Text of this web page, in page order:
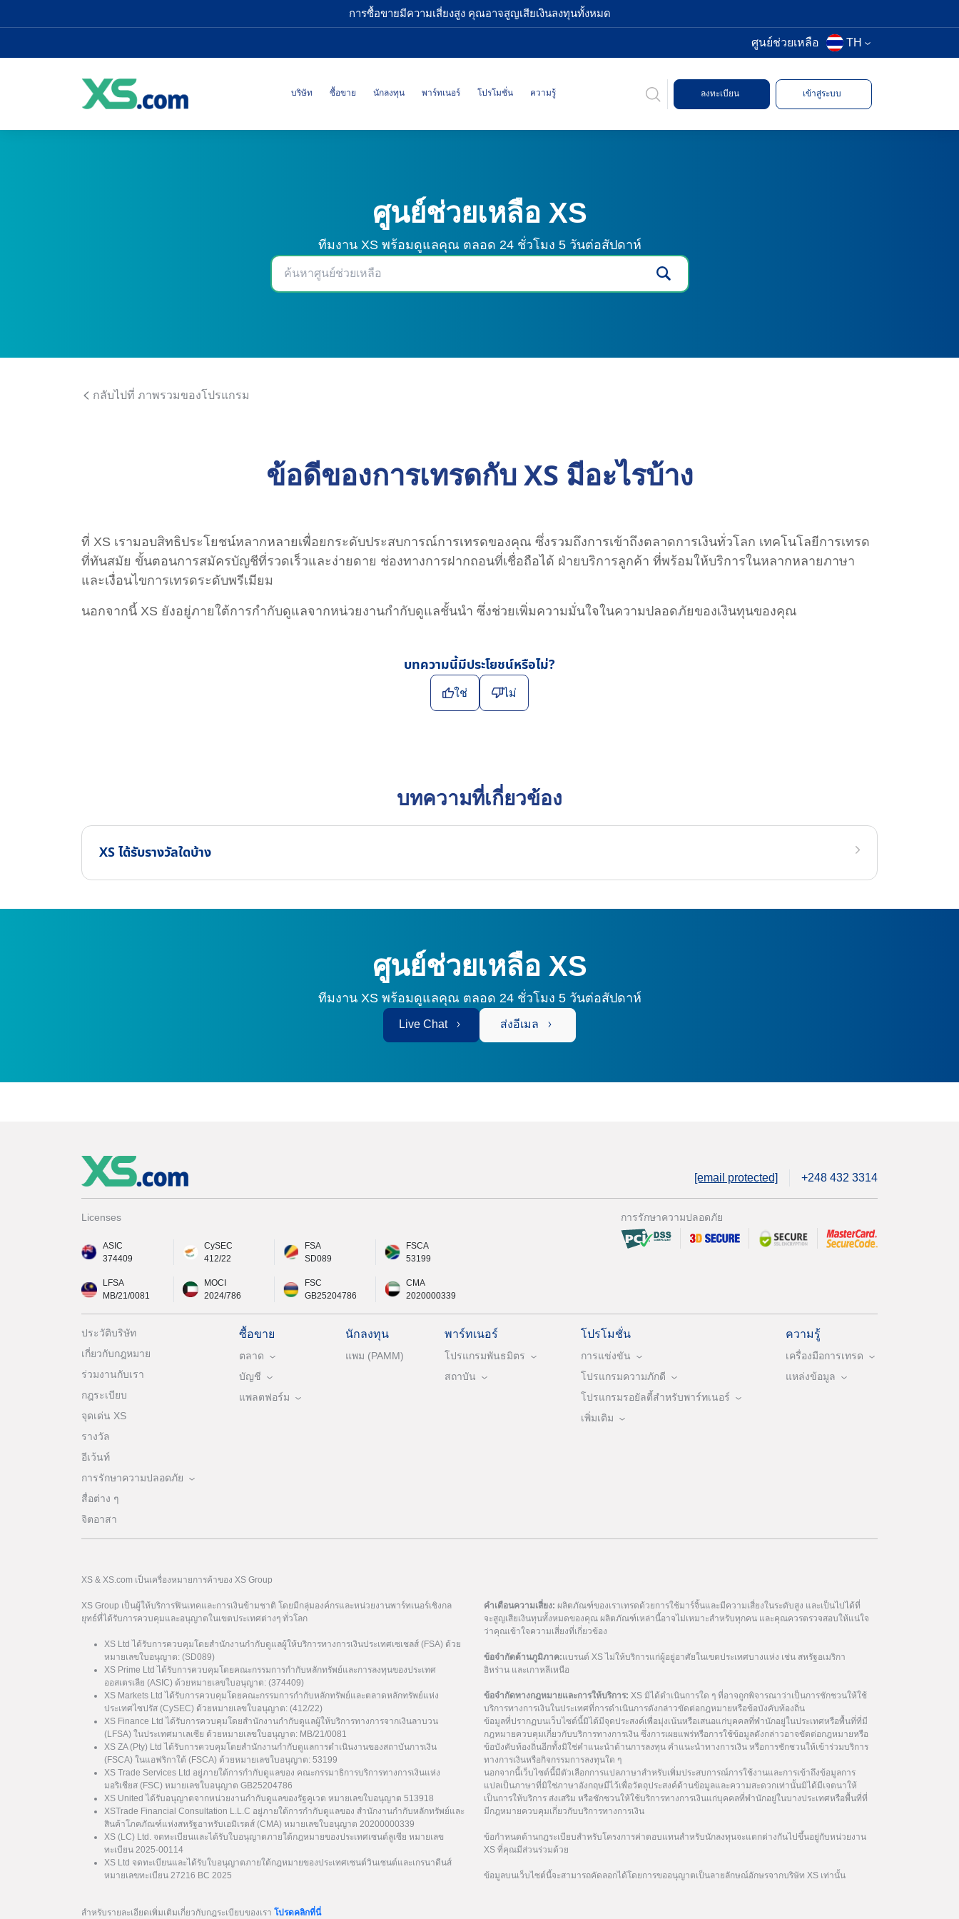
การซื้อขายมีความเสี่ยงสูง คุณอาจสูญเสียเงินลงทุนทั้งหมด
ศูนย์ช่วยเหลือ TH
บริษัท ซื้อขาย นักลงทุน พาร์ทเนอร์ โปรโมชั่น ความรู้ ลงทะเบียน เข้าสู่ระบบ
ศูนย์ช่วยเหลือ XS
ทีมงาน XS พร้อมดูแลคุณ ตลอด 24 ชั่วโมง 5 วันต่อสัปดาห์
กลับไปที่ ภาพรวมของโปรแกรม
ข้อดีของการเทรดกับ XS มีอะไรบ้าง
ที่ XS เรามอบสิทธิประโยชน์หลากหลายเพื่อยกระดับประสบการณ์การเทรดของคุณ ซึ่งรวมถึงการเข้าถึงตลาดการเงินทั่วโลก เทคโนโลยีการเทรด
ที่ทันสมัย ขั้นตอนการสมัครบัญชีที่รวดเร็วและง่ายดาย ช่องทางการฝากถอนที่เชื่อถือได้ ฝ่ายบริการลูกค้า ที่พร้อมให้บริการในหลากหลายภาษา
และเงื่อนไขการเทรดระดับพรีเมียม
นอกจากนี้ XS ยังอยู่ภายใต้การกำกับดูแลจากหน่วยงานกำกับดูแลชั้นนำ ซึ่งช่วยเพิ่มความมั่นใจในความปลอดภัยของเงินทุนของคุณ
บทความนี้มีประโยชน์หรือไม่?
ใช่ ไม่
บทความที่เกี่ยวข้อง
XS ได้รับรางวัลใดบ้าง
ศูนย์ช่วยเหลือ XS
ทีมงาน XS พร้อมดูแลคุณ ตลอด 24 ชั่วโมง 5 วันต่อสัปดาห์
Live Chat ส่งอีเมล
[email protected] +248 432 3314
Licenses
ASIC
374409
CySEC
412/22
FSA
SD089
FSCA
53199
LFSA
MB/21/0081
MOCI
2024/786
FSC
GB25204786
CMA
2020000339
การรักษาความปลอดภัย
ประวัติบริษัท
เกี่ยวกับกฎหมาย
ร่วมงานกับเรา
กฎระเบียบ
จุดเด่น XS
รางวัล
อีเว้นท์
การรักษาความปลอดภัย
สื่อต่าง ๆ
จิตอาสา
ซื้อขาย
ตลาด
บัญชี
แพลตฟอร์ม
นักลงทุน
แพม (PAMM)
พาร์ทเนอร์
โปรแกรมพันธมิตร
สถาบัน
โปรโมชั่น
การแข่งขัน
โปรแกรมความภักดี
โปรแกรมรอยัลตี้สำหรับพาร์ทเนอร์
เพิ่มเติม
ความรู้
เครื่องมือการเทรด
แหล่งข้อมูล
XS & XS.com เป็นเครื่องหมายการค้าของ XS Group
XS Group เป็นผู้ให้บริการฟินเทคและการเงินข้ามชาติ โดยมีกลุ่มองค์กรและหน่วยงานพาร์ทเนอร์เชิงกล
ยุทธ์ที่ได้รับการควบคุมและอนุญาตในเขตประเทศต่างๆ ทั่วโลก
XS Ltd ได้รับการควบคุมโดยสำนักงานกำกับดูแลผู้ให้บริการทางการเงินประเทศเซเชลส์ (FSA) ด้วย
หมายเลขใบอนุญาต: (SD089)
XS Prime Ltd ได้รับการควบคุมโดยคณะกรรมการกำกับหลักทรัพย์และการลงทุนของประเทศ
ออสเตรเลีย (ASIC) ด้วยหมายเลขใบอนุญาต: (374409)
XS Markets Ltd ได้รับการควบคุมโดยคณะกรรมการกำกับหลักทรัพย์และตลาดหลักทรัพย์แห่ง
ประเทศไซปรัส (CySEC) ด้วยหมายเลขใบอนุญาต: (412/22)
XS Finance Ltd ได้รับการควบคุมโดยสำนักงานกำกับดูแลผู้ให้บริการทางการจากเงินลาบวน
(LFSA) ในประเทศมาเลเซีย ด้วยหมายเลขใบอนุญาต: MB/21/0081
XS ZA (Pty) Ltd ได้รับการควบคุมโดยสำนักงานกำกับดูแลการดำเนินงานของสถาบันการเงิน
(FSCA) ในแอฟริกาใต้ (FSCA) ด้วยหมายเลขใบอนุญาต: 53199
XS Trade Services Ltd อยู่ภายใต้การกำกับดูแลของ คณะกรรมาธิการบริการทางการเงินแห่ง
มอริเชียส (FSC) หมายเลขใบอนุญาต GB25204786
XS United ได้รับอนุญาตจากหน่วยงานกำกับดูแลของรัฐคูเวต หมายเลขใบอนุญาต 513918
XSTrade Financial Consultation L.L.C อยู่ภายใต้การกำกับดูแลของ สำนักงานกำกับหลักทรัพย์และ
สินค้าโภคภัณฑ์แห่งสหรัฐอาหรับเอมิเรตส์ (CMA) หมายเลขใบอนุญาต 20200000339
XS (LC) Ltd. จดทะเบียนและได้รับใบอนุญาตภายใต้กฎหมายของประเทศเซนต์ลูเซีย หมายเลข
ทะเบียน 2025-00114
XS Ltd จดทะเบียนและได้รับใบอนุญาตภายใต้กฎหมายของประเทศเซนต์วินเซนต์และเกรนาดีนส์
หมายเลขทะเบียน 27216 BC 2025
สำหรับรายละเอียดเพิ่มเติมเกี่ยวกับกฎระเบียบของเรา โปรดคลิกที่นี่
คำเตือนความเสี่ยง: ผลิตภัณฑ์ของเราเทรดด้วยการใช้มาร์จิ้นและมีความเสี่ยงในระดับสูง และเป็นไปได้ที่
จะสูญเสียเงินทุนทั้งหมดของคุณ ผลิตภัณฑ์เหล่านี้อาจไม่เหมาะสำหรับทุกคน และคุณควรตรวจสอบให้แน่ใจ
ว่าคุณเข้าใจความเสี่ยงที่เกี่ยวข้อง
ข้อจำกัดด้านภูมิภาค:แบรนด์ XS ไม่ให้บริการแก่ผู้อยู่อาศัยในเขตประเทศบางแห่ง เช่น สหรัฐอเมริกา
อิหร่าน และเกาหลีเหนือ
ข้อจำกัดทางกฎหมายและการให้บริการ: XS มิได้ดำเนินการใด ๆ ที่อาจถูกพิจารณาว่าเป็นการชักชวนให้ใช้
บริการทางการเงินในประเทศที่การดำเนินการดังกล่าวขัดต่อกฎหมายหรือข้อบังคับท้องถิ่น
ข้อมูลที่ปรากฏบนเว็บไซต์นี้มิได้มีจุดประสงค์เพื่อมุ่งเน้นหรือเสนอแก่บุคคลที่พำนักอยู่ในประเทศหรือพื้นที่ที่มี
กฎหมายควบคุมเกี่ยวกับบริการทางการเงิน ซึ่งการเผยแพร่หรือการใช้ข้อมูลดังกล่าวอาจขัดต่อกฎหมายหรือ
ข้อบังคับท้องถิ่นอีกทั้งมิใช่คำแนะนำด้านการลงทุน คำแนะนำทางการเงิน หรือการชักชวนให้เข้าร่วมบริการ
ทางการเงินหรือกิจกรรมการลงทุนใด ๆ
นอกจากนี้เว็บไซต์นี้มีตัวเลือกการแปลภาษาสำหรับเพิ่มประสบการณ์การใช้งานและการเข้าถึงข้อมูลการ
แปลเป็นภาษาที่มิใช่ภาษาอังกฤษมีไว้เพื่อวัตถุประสงค์ด้านข้อมูลและความสะดวกเท่านั้นมิได้มีเจตนาให้
เป็นการให้บริการ ส่งเสริม หรือชักชวนให้ใช้บริการทางการเงินแก่บุคคลที่พำนักอยู่ในบางประเทศหรือพื้นที่ที่
มีกฎหมายควบคุมเกี่ยวกับบริการทางการเงิน
ข้อกำหนดด้านกฎระเบียบสำหรับโครงการค่าตอบแทนสำหรับนักลงทุนจะแตกต่างกันไปขึ้นอยู่กับหน่วยงาน
XS ที่คุณมีส่วนร่วมด้วย
ข้อมูลบนเว็บไซต์นี้จะสามารถคัดลอกได้โดยการขออนุญาตเป็นลายลักษณ์อักษรจากบริษัท XS เท่านั้น